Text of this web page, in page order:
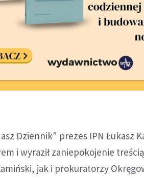
Dziennik" prezes IPN Łukasz
i wyraził zaniepokojenie
jak i prokuratorzy